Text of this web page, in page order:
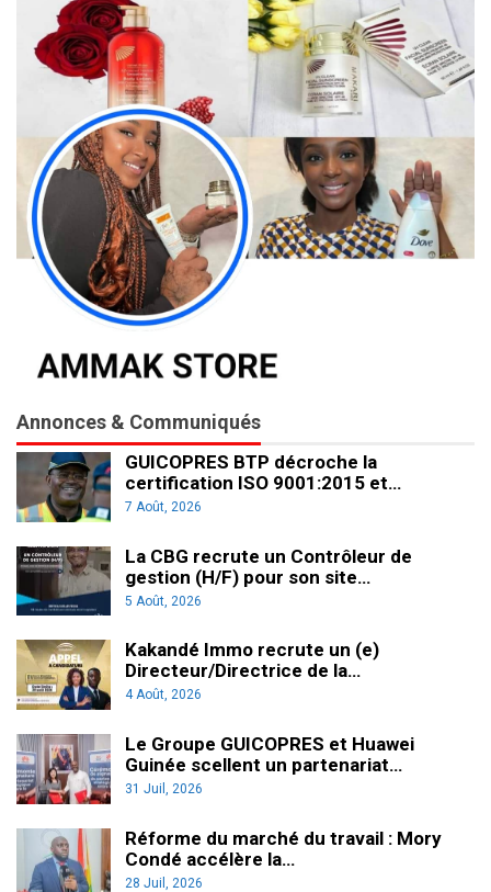
Annonces & Communiqués
GUICOPRES BTP décroche la
certification ISO 9001:2015 et…
7 Août, 2026
La CBG recrute un Contrôleur de
gestion (H/F) pour son site…
5 Août, 2026
Kakandé Immo recrute un (e)
Directeur/Directrice de la…
4 Août, 2026
Le Groupe GUICOPRES et Huawei
Guinée scellent un partenariat…
31 Juil, 2026
Réforme du marché du travail : Mory
Condé accélère la…
28 Juil, 2026